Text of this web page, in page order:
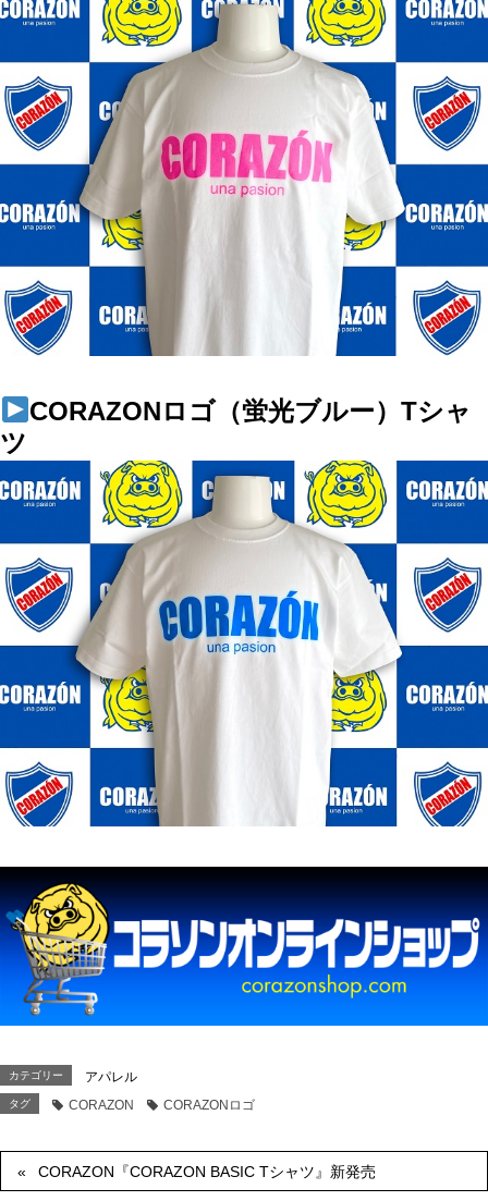
CORAZONロゴ（蛍光ブルー）Tシャ
ツ
カテゴリー アパレル
タグ CORAZON CORAZONロゴ
CORAZON『CORAZON BASIC Tシャツ』新発売